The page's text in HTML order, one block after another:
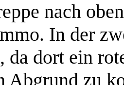
nach
. In der
da dort ein
Abgrund zu